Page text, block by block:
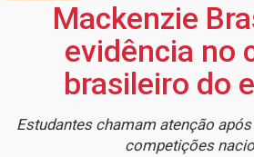
Mackenzie
evidência no
brasileiro do
Estudantes chamam atenção
competições